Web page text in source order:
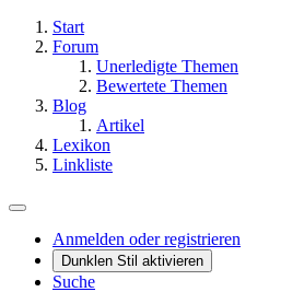
Start
Forum
Unerledigte Themen
Bewertete Themen
Blog
Artikel
Lexikon
Linkliste
Anmelden oder registrieren
Dunklen Stil aktivieren
Suche